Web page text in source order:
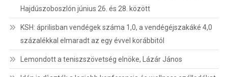
Hajdúszoboszlón június 26. és 28. között
KSH: áprilisban vendégek száma 1,0, a vendégéjszakáké 4,0
százalékkal elmaradt az egy évvel korábbitól
Lemondott a teniszszövetség elnöke, Lázár János